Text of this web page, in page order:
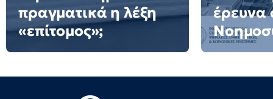
πραγματικά η λέξη
«επίτομος»;
έρευνα